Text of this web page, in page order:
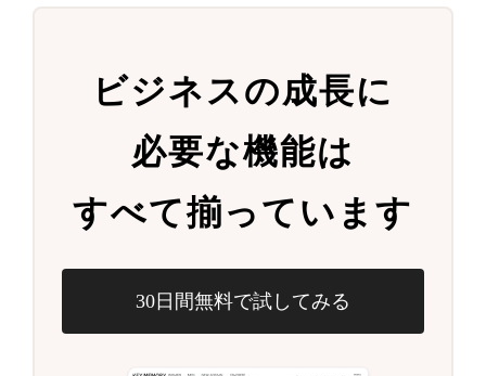
ビジネスの成長に
必要な機能は
すべて揃っています
30日間無料で試してみる